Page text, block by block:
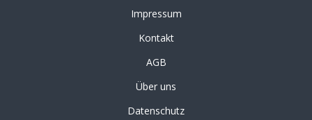
Impressum
Kontakt
AGB
Über uns
Datenschutz